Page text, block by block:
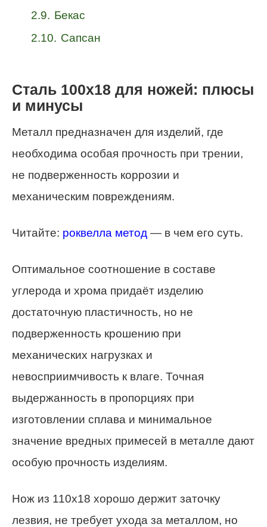
2.9. Бекас
2.10. Сапсан
Сталь 100х18 для ножей: плюсы
и минусы
Металл предназначен для изделий, где
необходима особая прочность при трении,
не подверженность коррозии и
механическим повреждениям.
Читайте: роквелла метод — в чем его суть.
Оптимальное соотношение в составе
углерода и хрома придаёт изделию
достаточную пластичность, но не
подверженность крошению при
механических нагрузках и
невосприимчивость к влаге. Точная
выдержанность в пропорциях при
изготовлении сплава и минимальное
значение вредных примесей в металле дают
особую прочность изделиям.
Нож из 110х18 хорошо держит заточку
лезвия, не требует ухода за металлом, но